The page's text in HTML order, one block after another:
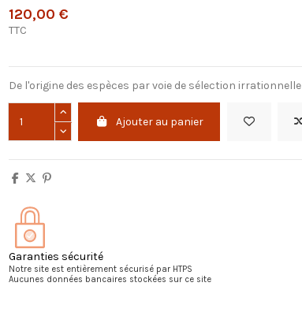
120,00 €
TTC
De l'origine des espèces par voie de sélection irrationnelle
Ajouter au panier
Garanties sécurité
Notre site est entièrement sécurisé par HTPS
Aucunes données bancaires stockées sur ce site